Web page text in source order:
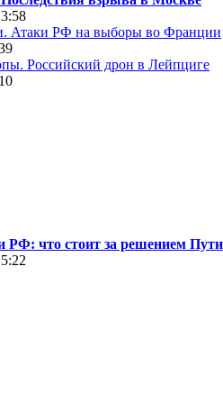
Атаки РФ на выборы во Франции
Российский дрон в Лейпциге
РФ: что стоит за решением